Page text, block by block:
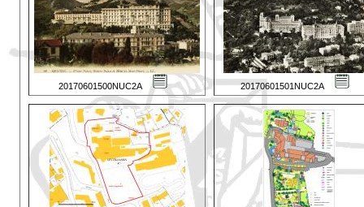
20170601500NUC2A 20170601501NUC2A